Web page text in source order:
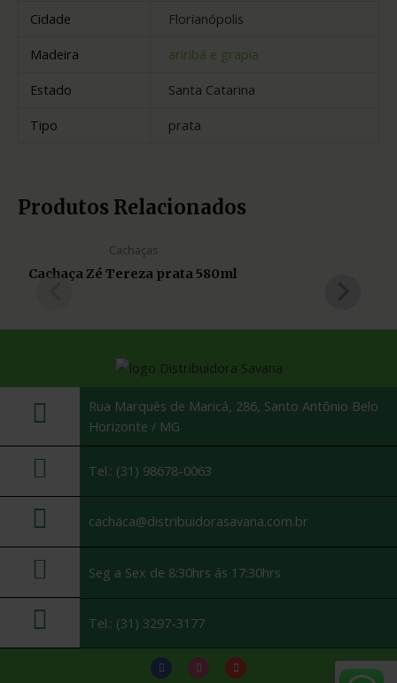
Cidade
Florianópolis
Madeira
ariribá e grapia
Estado
Santa Catarina
Tipo
prata
Produtos Relacionados
Cachaças
Cachaça Zé Tereza prata 580ml
Rua Marquês de Maricá, 286, Santo Antônio Belo
Horizonte / MG
Tel.: (31) 98678-0063
cachaca@distribuidorasavana.com.br
Seg a Sex de 8:30hrs ás 17:30hrs
Tel.: (31) 3297-3177